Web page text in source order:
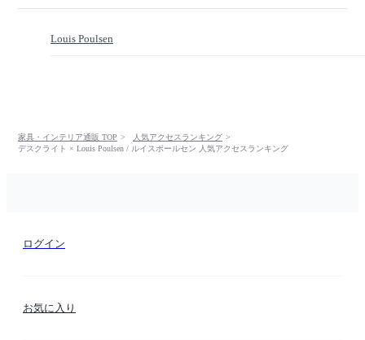
Louis Poulsen
家具・インテリア通販 TOP
人気アクセスランキング
デスクライト × Louis Poulsen / ルイスポールセン 人気アクセスランキング
ログイン
お気に入り